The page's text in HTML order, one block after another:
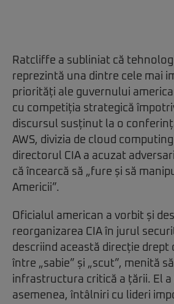
Ratcliffe a subliniat că
reprezintă una dintre cele mai
priorități ale guvernului
cu competiția strategică
discursul susținut la o
AWS, divizia de cloud
directorul CIA a acuzat
că încearcă să „fure și să
Americii”.
Oficialul american a vorbit și
reorganizarea CIA în jurul
descriind această direcție drept
între „sabie” și „scut”, menită
infrastructura critică a țării. El
asemenea, întâlniri cu lideri